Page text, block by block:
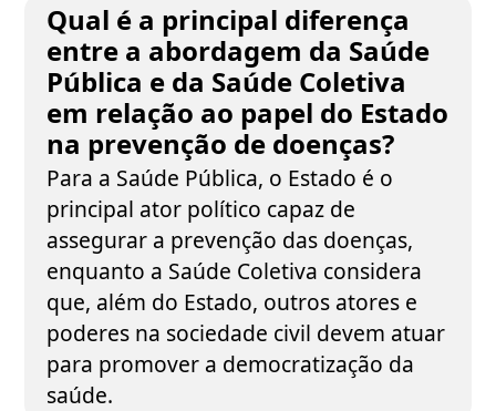
Qual é a principal diferença
entre a abordagem da Saúde
Pública e da Saúde Coletiva
em relação ao papel do Estado
na prevenção de doenças?
Para a Saúde Pública, o Estado é o
principal ator político capaz de
assegurar a prevenção das doenças,
enquanto a Saúde Coletiva considera
que, além do Estado, outros atores e
poderes na sociedade civil devem atuar
para promover a democratização da
saúde.